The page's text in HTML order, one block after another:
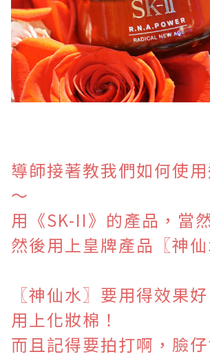
導師接著教我們如何使
～
用《SK-II》的產品，當
然後用上皇牌產品〖神
〖神仙水〗要用得效果
用上化妝棉！
而且記得要拍打啊，臉